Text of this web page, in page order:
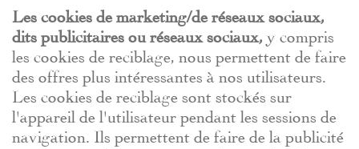
Les cookies de marketing/de réseaux sociaux,
dits publicitaires ou réseaux sociaux, y compris
les cookies de reciblage, nous permettent de faire
des offres plus intéressantes à nos utilisateurs.
Les cookies de reciblage sont stockés sur
l'appareil de l'utilisateur pendant les sessions de
navigation. Ils permettent de faire de la publicité